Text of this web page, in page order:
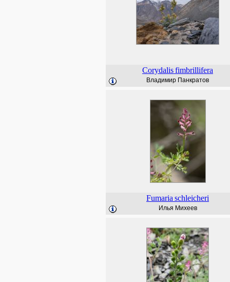
Corydalisfimbrillifera
Владимир Панкратов
Fumaria schleicheri
Илья Михеев